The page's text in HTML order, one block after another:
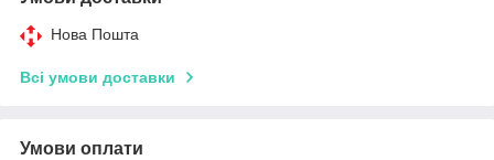
Нова Пошта
Всі умови доставки
Умови оплати